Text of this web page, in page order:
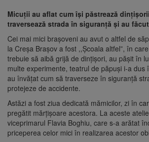
Micuții au aflat cum își păstrează
traversează strada în siguranță și au
Cei mai mici brașoveni au avut o altfel de
la Creșa Brașov a fost ,,Școala altfel”, în
trebuie să aibă grijă de dințișori, au pășit în
multe experimente, teatrul de păpuși i-a dus
au învățat cum să traverseze în siguranță
protejeze de accidente.
Astăzi a fost ziua dedicată mămicilor, zi în
pregătit mărțișoare acestora. La aceste
viceprimarul Flavia Boghiu, care s-a arătat
priceperea celor mici în realizarea acestor